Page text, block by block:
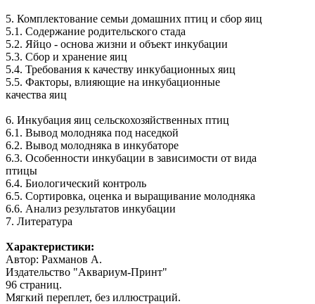
5. Комплектование семьи домашних птиц и сбор яиц
5.1. Содержание родительского стада
5.2. Яйцо - основа жизни и объект инкубации
5.3. Сбор и хранение яиц
5.4. Требования к качеству инкубационных яиц
5.5. Факторы, влияющие на инкубационные
качества яиц
6. Инкубация яиц сельскохозяйственных птиц
6.1. Вывод молодняка под наседкой
6.2. Вывод молодняка в инкубаторе
6.3. Особенности инкубации в зависимости от вида
птицы
6.4. Биологический контроль
6.5. Сортировка, оценка и выращивание молодняка
6.6. Анализ результатов инкубации
7. Литература
Характеристики:
Автор: Рахманов А.
Издательство "Аквариум-Принт"
96 страниц.
Мягкий переплет, без иллюстраций.